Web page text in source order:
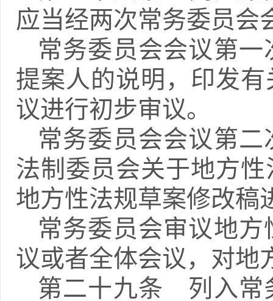
应当经两次常务委员会
常务委员会会议第
提案人的说明，印发
议进行初步审议。
常务委员会会议第
法制委员会关于地方
地方性法规草案修改稿
常务委员会审议地
议或者全体会议，对地
第二十九条 列入常